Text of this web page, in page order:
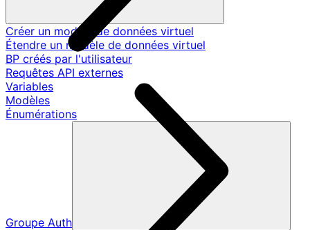
Créer un modèle de données virtuel
Étendre un modèle de données virtuel
BP créés par l'utilisateur
Requêtes API externes
Variables
Modèles
Énumérations
Groupe Auth